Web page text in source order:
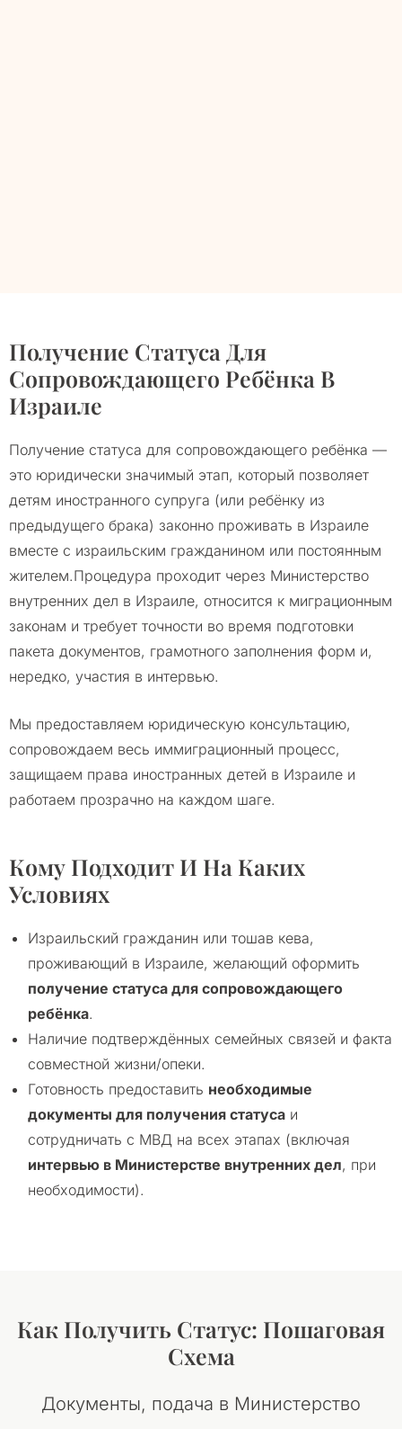
Получение Статуса Для
Сопровождающего Ребёнка В
Израиле
Получение статуса для сопровождающего ребёнка —
это юридически значимый этап, который позволяет
детям иностранного супруга (или ребёнку из
предыдущего брака) законно проживать в Израиле
вместе с израильским гражданином или постоянным
жителем.Процедура проходит через Министерство
внутренних дел в Израиле, относится к миграционным
законам и требует точности во время подготовки
пакета документов, грамотного заполнения форм и,
нередко, участия в интервью.
Мы предоставляем юридическую консультацию,
сопровождаем весь иммиграционный процесс,
защищаем права иностранных детей в Израиле и
работаем прозрачно на каждом шаге.
Кому Подходит И На Каких
Условиях
Израильский гражданин или тошав кева,
проживающий в Израиле, желающий оформить
получение статуса для сопровождающего
ребёнка.
Наличие подтверждённых семейных связей и факта
совместной жизни/опеки.
Готовность предоставить необходимые
документы для получения статуса и
сотрудничать с МВД на всех этапах (включая
интервью в Министерстве внутренних дел, при
необходимости).
Как Получить Статус: Пошаговая
Схема
Документы, подача в Министерство